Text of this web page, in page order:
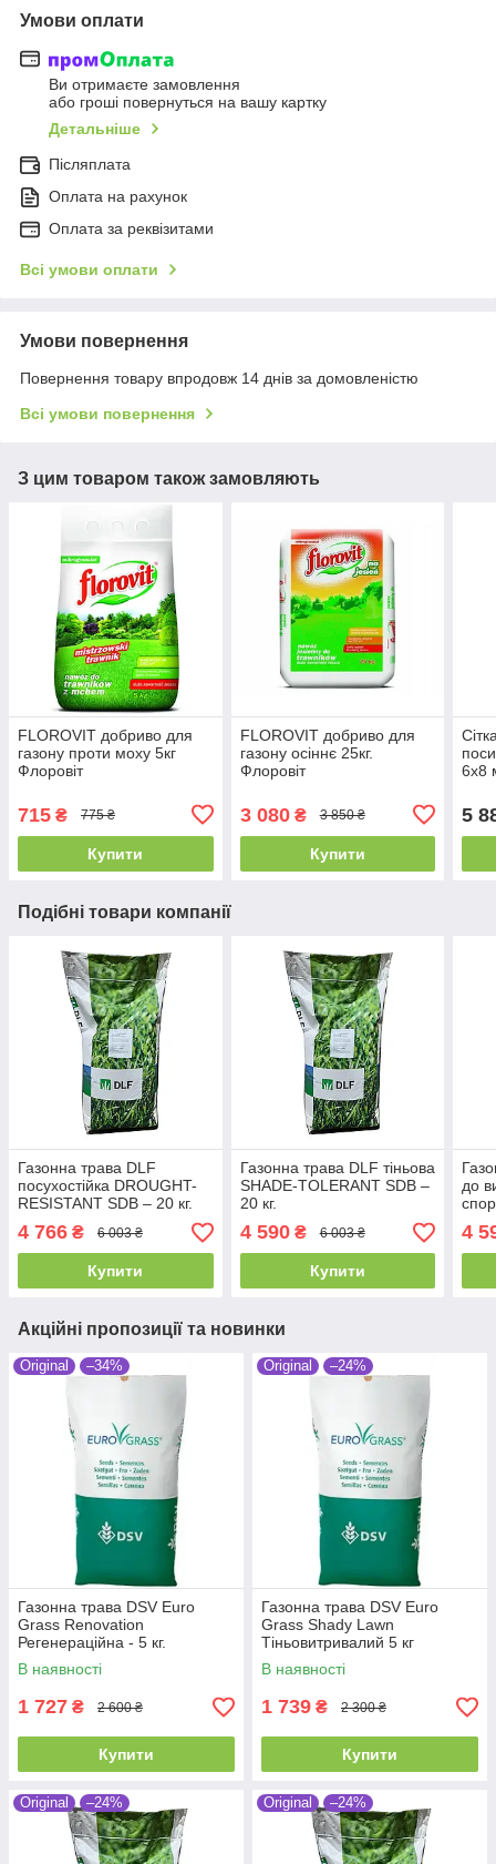
Умови оплати
Ви отримаєте замовлення
або гроші повернуться на вашу картку
Детальніше
Післяплата
Оплата на рахунок
Оплата за реквізитами
Всі умови оплати
Умови повернення
Повернення товару впродовж 14 днів за домовленістю
Всі умови повернення
З цим товаром також замовляють
FLOROVIT добриво для
газону проти моху 5кг
Флоровіт
715 ₴ 775 ₴
Купити
FLOROVIT добриво для
газону осіннє 25кг.
Флоровіт
3 080₴ 3 850 ₴
Купити
6х8
5
Подібні товари компанії
Газонна трава DLF
посухостійка DROUGHT-
RESISTANT SDB – 20 кг.
4 766 ₴ 6 003 ₴
Купити
Газонна трава DLF тіньова
SHADE-TOLERANT SDB –
20 кг.
4 590₴ 6 003 ₴
Купити
до
кг.
4
Акційні пропозиції та новинки
Original –34%
Газонна трава DSV Euro
Grass Renovation
Регенераційна - 5 кг.
В наявності
1 727 ₴ 2 600 ₴
Купити
Original –24%
Газонна трава DSV Euro
Grass Shady Lawn
Тіньовитривалий 5 кг
В наявності
1 739 ₴ 2 300 ₴
Купити
Original –24% Original –24%